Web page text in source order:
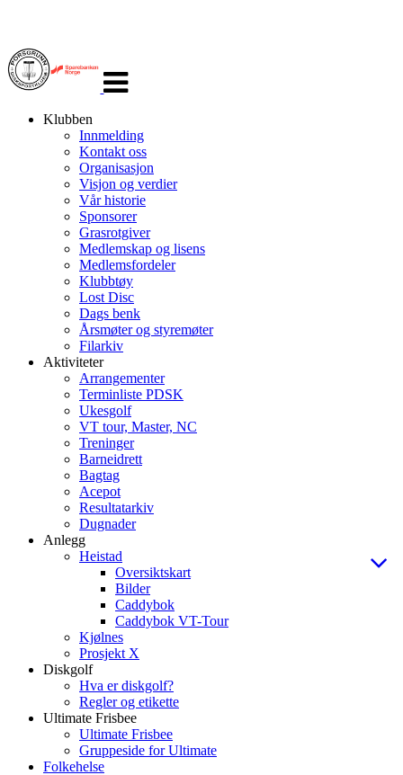
navigasjon
Klubben
Innmelding
Kontakt oss
Organisasjon
Visjon og verdier
Vår historie
Sponsorer
Grasrotgiver
Medlemskap og lisens
Medlemsfordeler
Klubbtøy
Lost Disc
Dags benk
Årsmøter og styremøter
Filarkiv
Aktiviteter
Arrangementer
Terminliste PDSK
Ukesgolf
VT tour, Master, NC
Treninger
Barneidrett
Bagtag
Acepot
Resultatarkiv
Dugnader
Anlegg
Heistad
Oversiktskart
Bilder
Caddybok
Caddybok VT-Tour
Kjølnes
Prosjekt X
Diskgolf
Hva er diskgolf?
Regler og etikette
Ultimate Frisbee
Ultimate Frisbee
Gruppeside for Ultimate
Folkehelse